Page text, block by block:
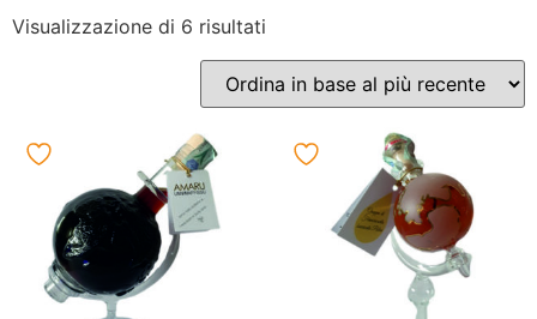
Visualizzazione di 6 risultati